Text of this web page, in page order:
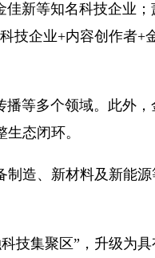
佳新等知名科技企业
技企业+内容创作者+
等多个领域。此外
态闭环。
制造、 新材料及 新能源
技集聚区”，升级为